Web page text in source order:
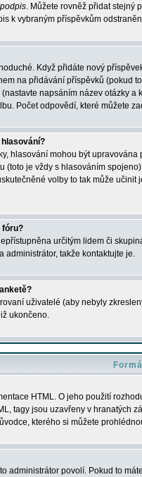
. Můžete rovněž přidat stejný
k vybraným příspěvkům
Když přidáte nový
na přidávání příspěvků (pokud
napsáním název otázky a
Počet odpovědí, které můžete
hlasování mohou být
(toto je vždy s hlasováním
volby to tak může
fóru?
určitým lidem či
administrátor, takže kontaktujte je.
uživatelé (aby nebyly
ukončeno.
HTML. O jeho použití
tagy jsou uzavřeny v hranatých
kterého si můžete
administrátor povolí. Pokud to